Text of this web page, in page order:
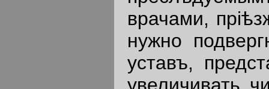
врачами,
нужно
уставъ,